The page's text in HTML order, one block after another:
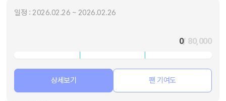
일정 : 2026.02.26 ~ 2026.02.26
0/ 80,000
상세보기 팬 기여도